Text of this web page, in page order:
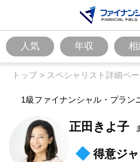
人気 年収 相
トップ> スペシャリスト詳細ペ
1級ファイナンシャル・プラン
正田きよ子
得意ジ